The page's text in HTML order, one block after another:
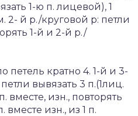
1-ю п. лицевой), 1
2- й р./круговой р: петли
1-й и 2-й р./
петель кратно 4. 1-й и 3-
вывязать 3 п.(1лиц.
вместе, изн., повторять
вместе изн., из 1 п.